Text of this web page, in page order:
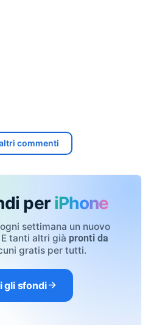
commenti
per iPhone
settimana un nuovo
tanti altri già pronti da
gratis per tutti.
gli sfondi